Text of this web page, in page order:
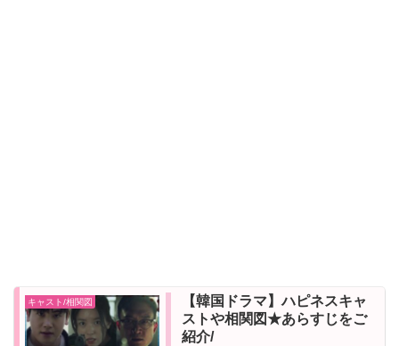
キャスト/相関図
【韓国ドラマ】ハピネスキャ
ストや相関図★あらすじをご
紹介/